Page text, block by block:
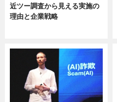
近ツー調査から見える実施の
理由と企業戦略